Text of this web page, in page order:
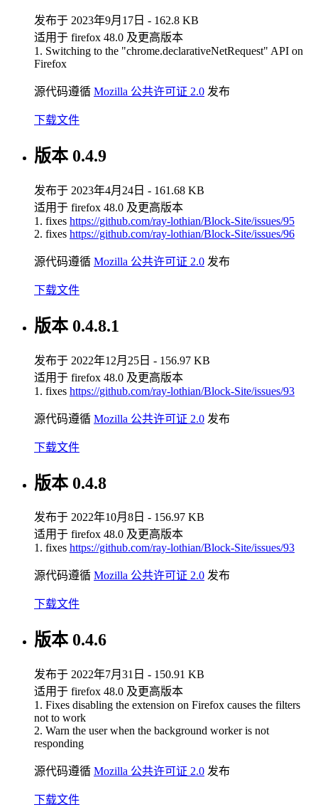
发布于 2023年9月17日 - 162.8 KB
适用于 firefox 48.0 及更高版本
1. Switching to the "chrome.declarativeNetRequest" API on
Firefox
源代码遵循 Mozilla 公共许可证 2.0 发布
下载文件
版本 0.4.9
发布于 2023年4月24日 - 161.68 KB
适用于 firefox 48.0 及更高版本
1. fixes https://github.com/ray-lothian/Block-Site/issues/95
2. fixes https://github.com/ray-lothian/Block-Site/issues/96
源代码遵循 Mozilla 公共许可证 2.0 发布
下载文件
版本 0.4.8.1
发布于 2022年12月25日 - 156.97 KB
适用于 firefox 48.0 及更高版本
1. fixes https://github.com/ray-lothian/Block-Site/issues/93
源代码遵循 Mozilla 公共许可证 2.0 发布
下载文件
版本 0.4.8
发布于 2022年10月8日 - 156.97 KB
适用于 firefox 48.0 及更高版本
1. fixes https://github.com/ray-lothian/Block-Site/issues/93
源代码遵循 Mozilla 公共许可证 2.0 发布
下载文件
版本 0.4.6
发布于 2022年7月31日 - 150.91 KB
适用于 firefox 48.0 及更高版本
1. Fixes disabling the extension on Firefox causes the filters
not to work
2. Warn the user when the background worker is not
responding
源代码遵循 Mozilla 公共许可证 2.0 发布
下载文件